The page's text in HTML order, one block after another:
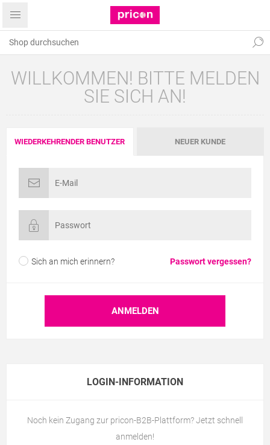
WILLKOMMEN! BITTE MELDEN
SIE SICH AN!
WIEDERKEHRENDER BENUTZER NEUER KUNDE
Sich an mich erinnern? Passwort vergessen?
LOGIN-INFORMATION
Noch kein Zugang zur pricon-B2B-Plattform? Jetzt schnell
anmelden!